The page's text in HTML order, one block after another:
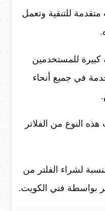
للتنقية وتعمل
كبيرة للمستخدمين
في جميع أنحاء
هذه النوع من الفلاتر
لشراء الفلتر من
بواسطة فني الكويت.